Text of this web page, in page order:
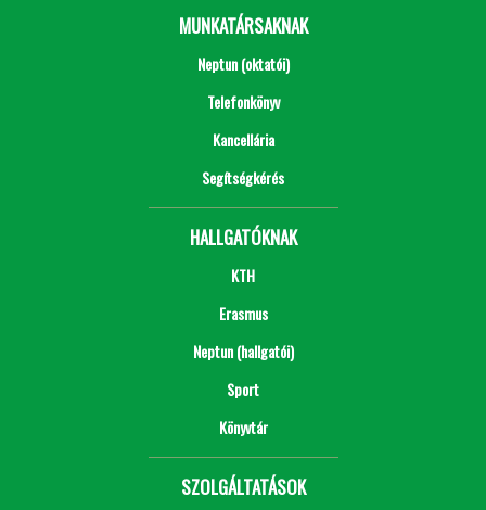
MUNKATÁRSAKNAK
Neptun (oktatói)
Telefonkönyv
Kancellária
Segítségkérés
HALLGATÓKNAK
KTH
Erasmus
Neptun (hallgatói)
Sport
Könyvtár
SZOLGÁLTATÁSOK